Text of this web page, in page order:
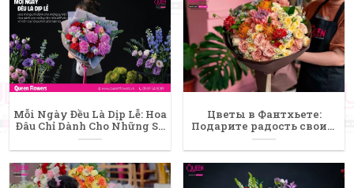
Mỗi Ngày Đều Là Dịp Lễ: Hoa
Đâu Chỉ Dành Cho Những Sự
Kiện!
Цветы в Фантхьете:
Подарите радость своим
близким с Queen Flowers